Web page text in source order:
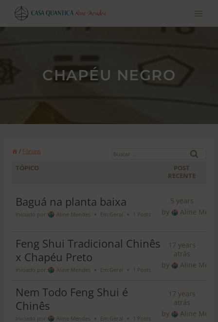
Pular
para
o
CHAPÉU NEGRO
B
a
r
p
r
/ Fóruns
TÓPICO
POST
RECENTE
Baguá na planta baixa
Iniciado por: Aline Mendes Em:Geral 1 Posts
5 years
by
Aline
Feng Shui Tradicional Chinês
x Chapéu Preto
Iniciado por: Aline Mendes Em:Geral 1 Posts
17 years
atrás
by
Aline
Nem Todo Feng Shui é
Chinês
Iniciado por: Aline Mendes Em:Geral 1 Posts
17 years
atrás
by
Aline